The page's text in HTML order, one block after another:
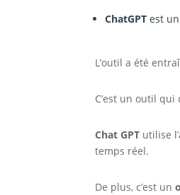
ChatGPT est
L’outil a été
C’est un outil qui
Chat GPT utilise l’
temps réel.
De plus, c’est un